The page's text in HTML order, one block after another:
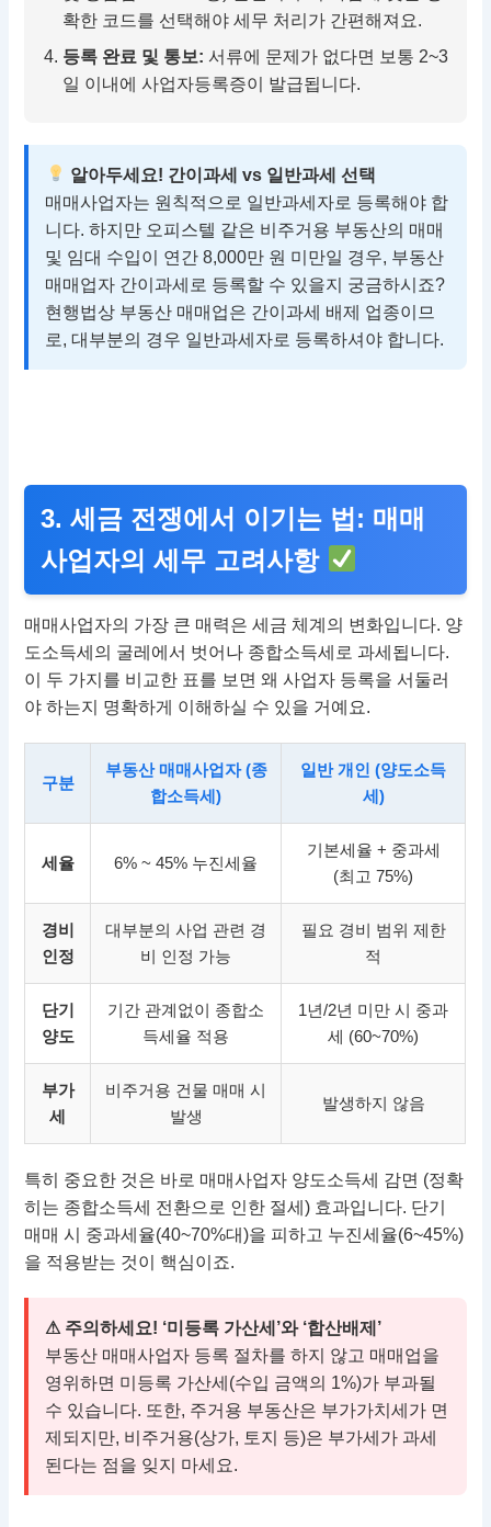
확한 코드를 선택해야 세무 처리가 간편해져요.
등록 완료 및 통보: 서류에 문제가 없다면 보통 2~3
일 이내에 사업자등록증이 발급됩니다.
알아두세요! 간이과세 vs 일반과세 선택
매매사업자는 원칙적으로 일반과세자로 등록해야 합
니다. 하지만 오피스텔 같은 비주거용 부동산의 매매
및 임대 수입이 연간 8,000만 원 미만일 경우, 부동산
매매업자 간이과세로 등록할 수 있을지 궁금하시죠?
현행법상 부동산 매매업은 간이과세 배제 업종이므
로, 대부분의 경우 일반과세자로 등록하셔야 합니다.
3. 세금 전쟁에서 이기는 법: 매매
사업자의 세무 고려사항
매매사업자의 가장 큰 매력은 세금 체계의 변화입니다. 양
도소득세의 굴레에서 벗어나 종합소득세로 과세됩니다.
이 두 가지를 비교한 표를 보면 왜 사업자 등록을 서둘러
야 하는지 명확하게 이해하실 수 있을 거예요.
구분
부동산 매매사업자 (종
합소득세)
일반 개인 (양도소득
세)
세율 6% ~ 45% 누진세율
기본세율 + 중과세
(최고 75%)
경비
인정
대부분의 사업 관련 경
비 인정 가능
필요 경비 범위 제한
적
단기
양도
기간 관계없이 종합소
득세율 적용
1년/2년 미만 시 중과
세 (60~70%)
부가
세
비주거용 건물 매매 시
발생
발생하지 않음
특히 중요한 것은 바로 매매사업자 양도소득세 감면 (정확
히는 종합소득세 전환으로 인한 절세) 효과입니다. 단기
매매 시 중과세율(40~70%대)을 피하고 누진세율(6~45%)
을 적용받는 것이 핵심이죠.
⚠ 주의하세요! ‘미등록 가산세’와 ‘합산배제’
부동산 매매사업자 등록 절차를 하지 않고 매매업을
영위하면 미등록 가산세(수입 금액의 1%)가 부과될
수 있습니다. 또한, 주거용 부동산은 부가가치세가 면
제되지만, 비주거용(상가, 토지 등)은 부가세가 과세
된다는 점을 잊지 마세요.